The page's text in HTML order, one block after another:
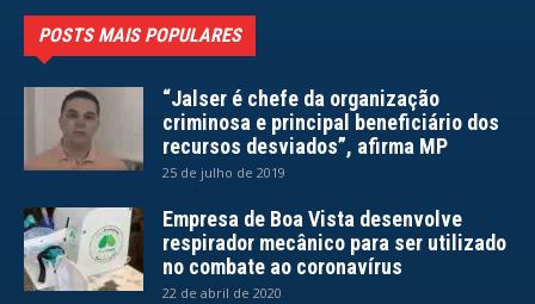
POSTS MAIS POPULARES
“Jalser é chefe da organização
criminosa e principal beneficiário dos
recursos desviados”, afirma MP
25 de julho de 2019
Empresa de Boa Vista desenvolve
respirador mecânico para ser utilizado
no combate ao coronavírus
22 de abril de 2020